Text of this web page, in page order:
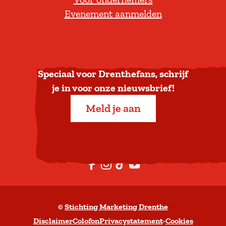
r
a
a
b
n
Evenement aanmelden
Speciaal voor Drenthefans, schrijf
je in voor onze nieuwsbrief!
Meld je aan
F
a
e
I
n
t
T
i
T
Y
o
t
© Stichting Marketing Drenthe
DisclaimerColofonPrivacystatement-Cookies